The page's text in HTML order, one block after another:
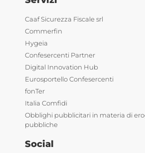
Caaf Sicurezza Fiscale srl
Commerfin
Hygeia
Confesercenti Partner
Digital Innovation Hub
Eurosportello Confesercenti
fonTer
Italia Comfidi
Obblighi pubblicitari in materia di
pubbliche
Social